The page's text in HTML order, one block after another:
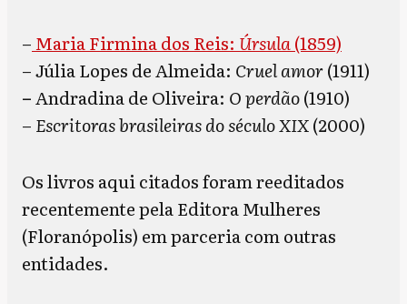
– Maria Firmina dos Reis: Úrsula(1859)
– Júlia Lopes de Almeida: Cruelamor(1911)
– Andradina de Oliveira: O perdão(1910)
– Escritoras brasileiras do século XIX(2000)
Os livros aqui citados foram reeditados
recentemente pela Editora Mulheres
(Floranópolis) em parceria com outras
entidades.